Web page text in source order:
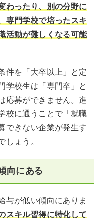
わったり、別の分野に
専門学校で培ったスキ
活動が難しくなる可能
件を「大卒以上」と定
学校生は「専門卒」と
応募ができません。進
校に通うことで「就職
できない企業が発生す
しょう。
向にある
与が低い傾向にありま
スキル習得に特化して